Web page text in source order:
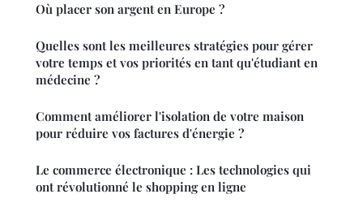
Où placer son argent en Europe ?
Quelles sont les meilleures stratégies pour gérer
votre temps et vos priorités en tant qu'étudiant en
médecine ?
Comment améliorer l'isolation de votre maison
pour réduire vos factures d'énergie ?
Le commerce électronique : Les technologies qui
ont révolutionné le shopping en ligne